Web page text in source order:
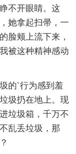
不开眼睛。这
她拿起扫帚，一
脸颊上流下来，
被这种精神感动
的`行为感到羞
圾扔在地上。现
垃圾箱，千万不
乱丢垃圾，那